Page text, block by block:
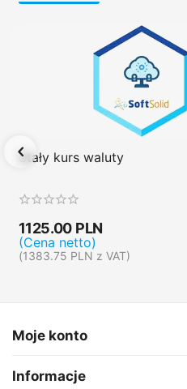
Stały kurs waluty
1125.00 PLN
(Cena netto)
(1383.75 PLN z VAT)
Moje konto
Informacje